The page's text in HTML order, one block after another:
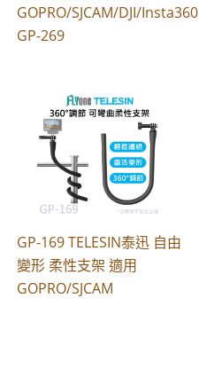
GOPRO/SJCAM/DJI/Insta360
GP-269
GP-169 TELESIN泰迅 自由
變形 柔性支架 適用
GOPRO/SJCAM